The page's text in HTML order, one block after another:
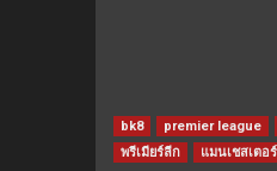
bk8 premier league
พรีเมียร์ลีก
แมนเชสเตอ